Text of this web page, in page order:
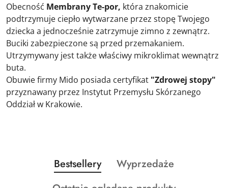
Obecność Membrany Te-por, która znakomicie
podtrzymuje ciepło wytwarzane przez stopę Twojego
dziecka a jednocześnie zatrzymuje zimno z zewnątrz.
Buciki zabezpieczone są przed przemakaniem.
Utrzymywany jest także właściwy mikroklimat wewnątrz
buta.
Obuwie firmy Mido posiada certyfikat "Zdrowej stopy"
przyznawany przez Instytut Przemysłu Skórzanego
Oddział w Krakowie.
Pomiń karuzelę produktów
Produkty
o
Bestsellery
Produkty
Wyprzedaże